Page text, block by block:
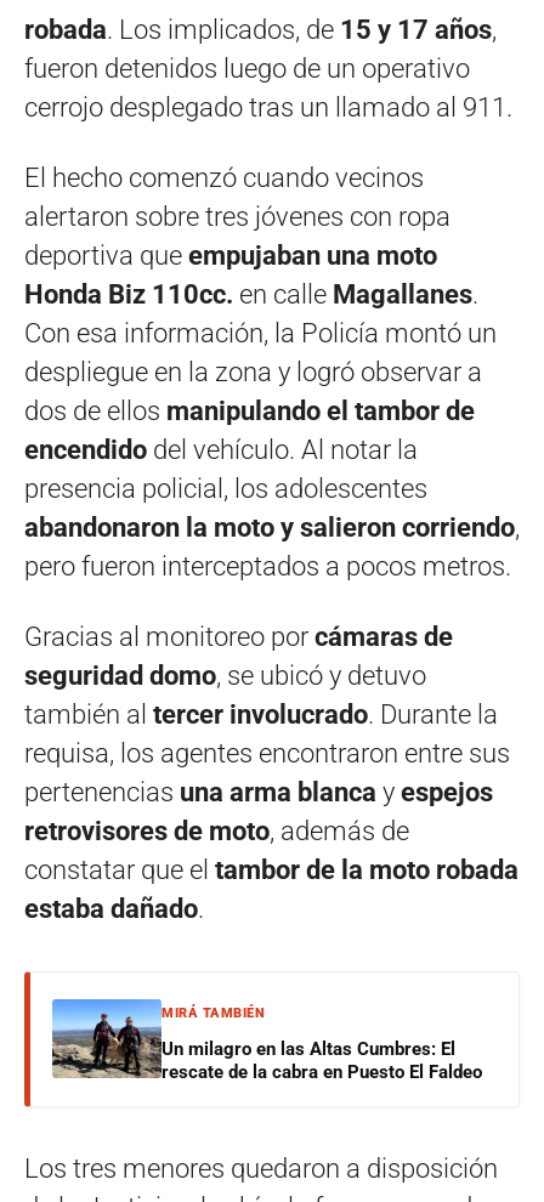
robada. Los implicados, de 15 y 17 años,
fueron detenidos luego de un operativo
cerrojo desplegado tras un llamado al 911.
El hecho comenzó cuando vecinos
alertaron sobre tres jóvenes con ropa
deportiva que empujaban una moto
Honda Biz 110cc. en calle Magallanes.
Con esa información, la Policía montó un
despliegue en la zona y logró observar a
dos de ellos manipulando el tambor de
encendido del vehículo. Al notar la
presencia policial, los adolescentes
abandonaron la moto y salieron corriendo,
pero fueron interceptados a pocos metros.
Gracias al monitoreo por cámaras de
seguridad domo, se ubicó y detuvo
también al tercer involucrado. Durante la
requisa, los agentes encontraron entre sus
pertenencias una arma blanca y espejos
retrovisores de moto, además de
constatar que el tambor de la moto robada
estaba dañado.
MIRÁ TAMBIÉN
Un milagro en las Altas Cumbres: El
rescate de la cabra en Puesto El Faldeo
Los tres menores quedaron a disposición